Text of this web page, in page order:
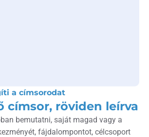
a címsorodat
címsor, röviden leírva
bemutatni, saját magad vagy a
fájdalompontot, célcsoport